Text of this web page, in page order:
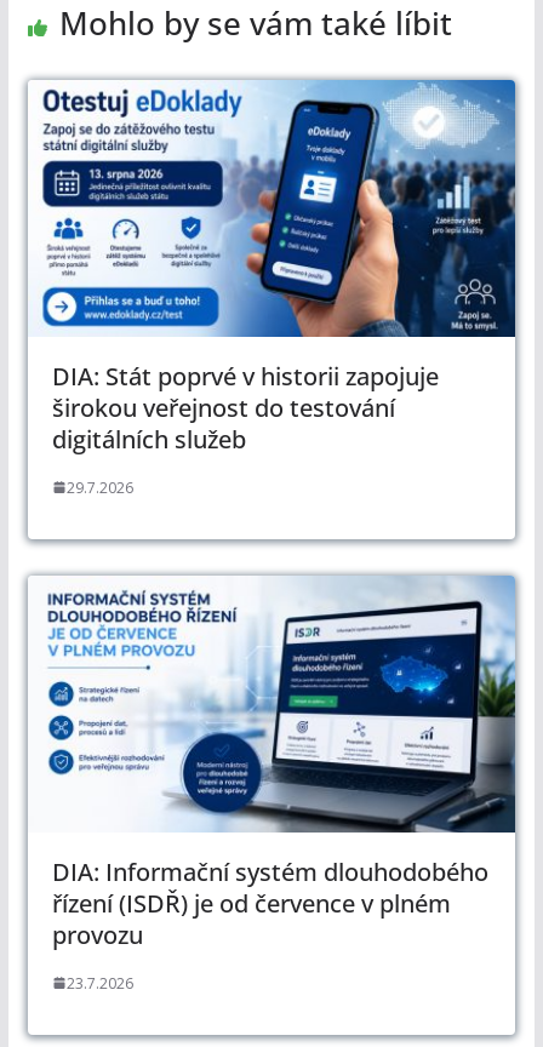
Mohlo by se vám také líbit
DIA: Stát poprvé v historii zapojuje
širokou veřejnost do testování
digitálních služeb
29.7.2026
DIA: Informační systém dlouhodobého
řízení (ISDŘ) je od července v plném
provozu
23.7.2026